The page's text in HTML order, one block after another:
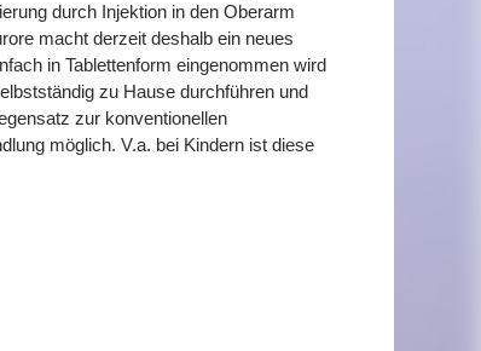
durch Injektion in den Oberarm
macht derzeit deshalb ein neues
in Tablettenform eingenommen wird
zu Hause durchführen und
zur konventionellen
möglich. V.a. bei Kindern ist diese